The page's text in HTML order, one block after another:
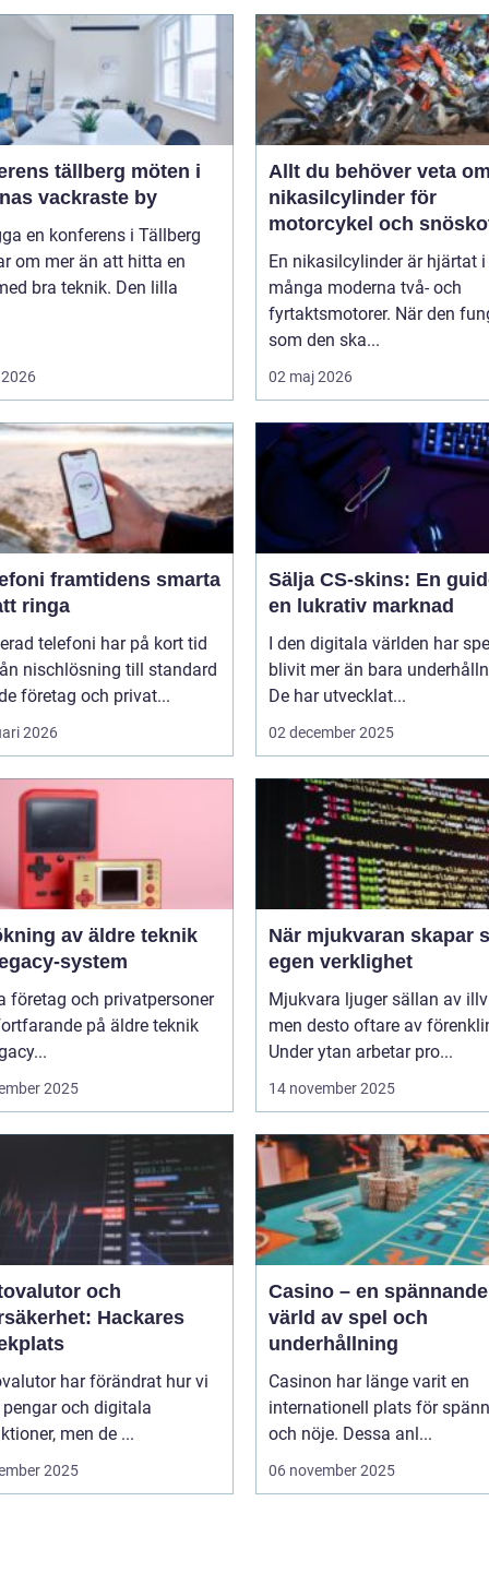
tällberg möten i
vackraste by
en konferens i Tällberg
om mer än att hitta en
bra teknik. Den lilla
Allt du behöver veta
nikasilcylinder för
motorcykel och
En nikasilcylinder är hjärtat i
många moderna två- och
fyrtaktsmotorer. När den
som den ska...
02 maj 2026
smarta
ringa
telefoni har på kort tid
nischlösning till standard
företag och privat...
2026
Sälja CS-skins: En
en lukrativ marknad
I den digitala världen har
blivit mer än bara
De har utvecklat...
02 december 2025
av äldre teknik
system
företag och privatpersoner
på äldre teknik
2025
När mjukvaran skapar
egen verklighet
Mjukvara ljuger sällan av
men desto oftare av
Under ytan arbetar pro...
14 november 2025
och
Hackares
har förändrat hur vi
pengar och digitala
men de ...
2025
Casino – en spännande
värld av spel och
underhållning
Casinon har länge varit en
internationell plats för
och nöje. Dessa anl...
06 november 2025